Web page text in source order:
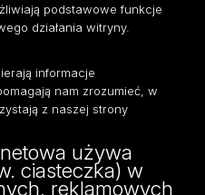
podstawowe funkcje
działania witryny.
informacje
nam zrozumieć, w
z naszej strony
używa
ciasteczka) w
reklamowych